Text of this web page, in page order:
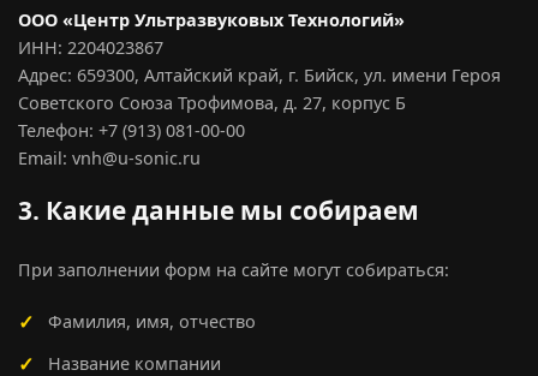
ООО «Центр Ультразвуковых Технологий»
ИНН: 2204023867
Адрес: 659300, Алтайский край, г. Бийск, ул. имени Героя
Советского Союза Трофимова, д. 27, корпус Б
Телефон: +7 (913) 081-00-00
Email: vnh@u-sonic.ru
3. Какие данные мы собираем
При заполнении форм на сайте могут собираться:
Фамилия, имя, отчество
Название компании